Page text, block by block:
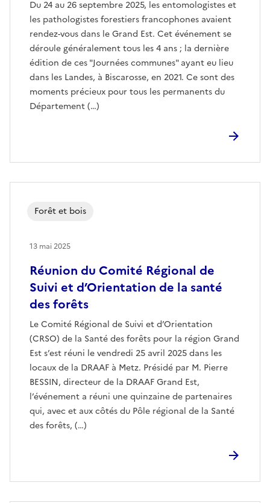
Du 24 au 26 septembre 2025, les entomologistes et
les pathologistes forestiers francophones avaient
rendez-vous dans le Grand Est. Cet événement se
déroule généralement tous les 4 ans ; la dernière
édition de ces "Journées communes" ayant eu lieu
dans les Landes, à Biscarosse, en 2021. Ce sont des
moments précieux pour tous les permanents du
Département (…)
Réunion du Comité Régional de
Suivi et d’Orientation de la santé
des forêts
Le Comité Régional de Suivi et d’Orientation
(CRSO) de la Santé des forêts pour la région Grand
Est s’est réuni le vendredi 25 avril 2025 dans les
locaux de la DRAAF à Metz. Présidé par M. Pierre
BESSIN, directeur de la DRAAF Grand Est,
l’événement a réuni une quinzaine de partenaires
qui, avec et aux côtés du Pôle régional de la Santé
des forêts, (…)
Forêt et bois
13 mai 2025